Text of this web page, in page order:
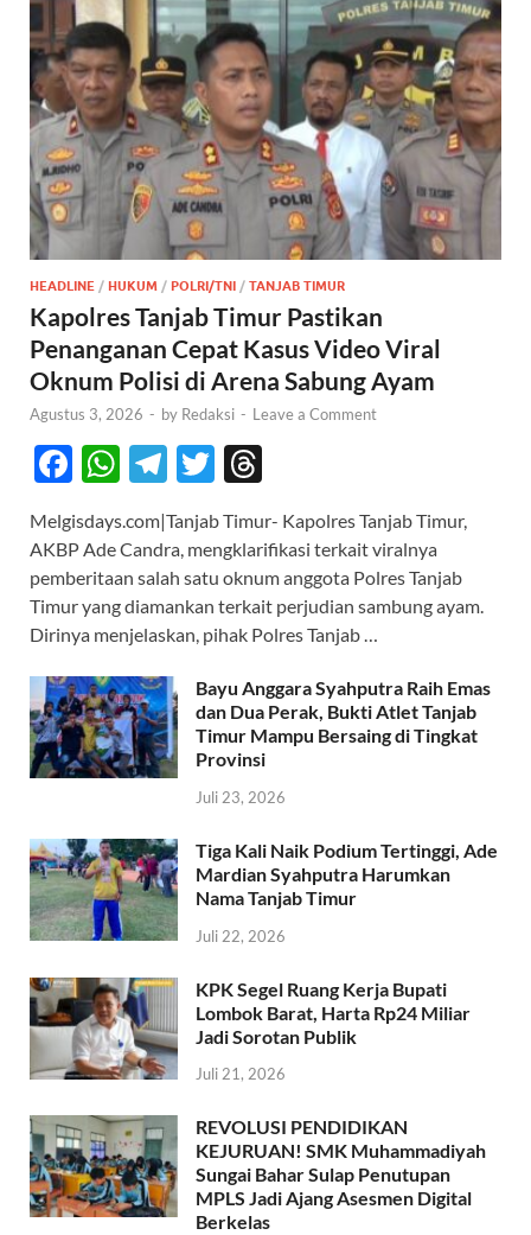
HEADLINE / HUKUM / POLRI/TNI / TANJAB TIMUR
Kapolres Tanjab Timur Pastikan
Penanganan Cepat Kasus Video Viral
Oknum Polisi di Arena Sabung Ayam
Agustus 3, 2026 - by Redaksi - Leave a Comment
F
e
b
o
o
k
W
at
s
A
p
p
T
e
gr
a
m
T
itt
er
e
a
ds
Melgisdays.com|Tanjab Timur- Kapolres Tanjab Timur,
AKBP Ade Candra, mengklarifikasi terkait viralnya
pemberitaan salah satu oknum anggota Polres Tanjab
Timur yang diamankan terkait perjudian sambung ayam.
Dirinya menjelaskan, pihak Polres Tanjab …
Bayu Anggara Syahputra Raih Emas
dan Dua Perak, Bukti Atlet Tanjab
Timur Mampu Bersaing di Tingkat
Provinsi
Juli 23, 2026
Tiga Kali Naik Podium Tertinggi, Ade
Mardian Syahputra Harumkan
Nama Tanjab Timur
Juli 22, 2026
KPK Segel Ruang Kerja Bupati
Lombok Barat, Harta Rp24 Miliar
Jadi Sorotan Publik
Juli 21, 2026
REVOLUSI PENDIDIKAN
KEJURUAN! SMK Muhammadiyah
Sungai Bahar Sulap Penutupan
MPLS Jadi Ajang Asesmen Digital
Berkelas